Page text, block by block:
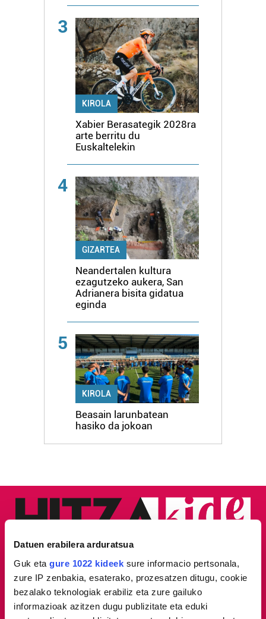
Datuen erabilera arduratsua
Guk eta gure 1022 kideek sure informacio pertsonala,
zure IP zenbakia, esaterako, prozesatzen ditugu, cookie
bezalako teknologiak erabiliz eta zure gailuko
informazioak azitzen dugu publizitate eta eduki
3
KIROLA
Xabier Berasategik 2028ra
arte berritu du
Euskaltelekin
4
GIZARTEA
Neandertalen kultura
ezagutzeko aukera, San
Adrianera bisita gidatua
eginda
5
KIROLA
Beasain larunbatean
hasiko da jokoan